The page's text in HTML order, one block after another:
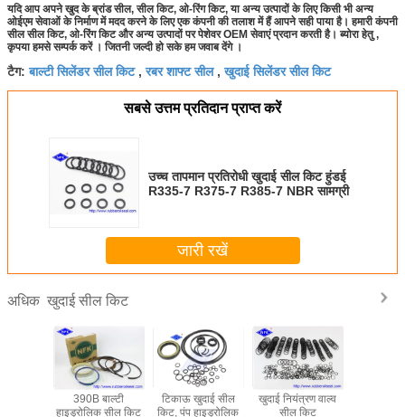
यदि आप अपने खुद के ब्रांड सील, सील किट, ओ-रिंग किट, या अन्य उत्पादों के लिए किसी भी अन्य
ओईएम सेवाओं के निर्माण में मदद करने के लिए एक कंपनी की तलाश में हैं आपने सही पाया है। हमारी कंपनी
सील सील किट, ओ-रिंग किट और अन्य उत्पादों पर पेशेवर OEM सेवाएं प्रदान करती है। ब्योरा हेतु ,
कृपया हमसे सम्पर्क करें । जितनी जल्दी हो सके हम जवाब देंगे ।
टैग:बाल्टी सिलेंडर सील किट,रबर शाफ्ट सील,खुदाई सिलेंडर सील किट
सबसे उत्तम प्रतिदान प्राप्त करें
उच्च तापमान प्रतिरोधी खुदाई सील किट हुंडई
R335-7 R375-7 R385-7 NBR सामग्री
जारी रखें
अधिक खुदाई सील किट
390B बाल्टी
हाइड्रोलिक सील किट
टिकाऊ खुदाई सील
किट, पंप हाइड्रोलिक
खुदाई नियंत्रण वाल्व
सील किट